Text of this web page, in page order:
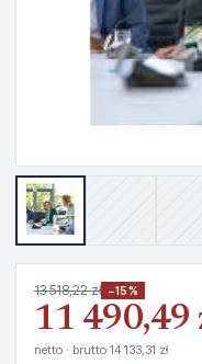
13 518,22 zł −15%
11 490,49
netto · brutto 14 133,31 zł